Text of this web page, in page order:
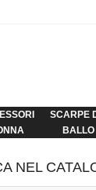
SCARPE
BALLO
NEL